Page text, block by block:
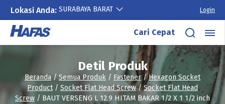
Lokasi Anda: SURABAYA BARAT Login
Lewati
konten
Cari Cepat
Detil Produk
Beranda/Semua Produk / Fastener/Hexagon Socket
Product/ Socket Flat Head Screw/Socket Flat Head
Screw / BAUT VERSENG L 12.9 HITAM BAKAR 1/2 X 1 1/2 inch